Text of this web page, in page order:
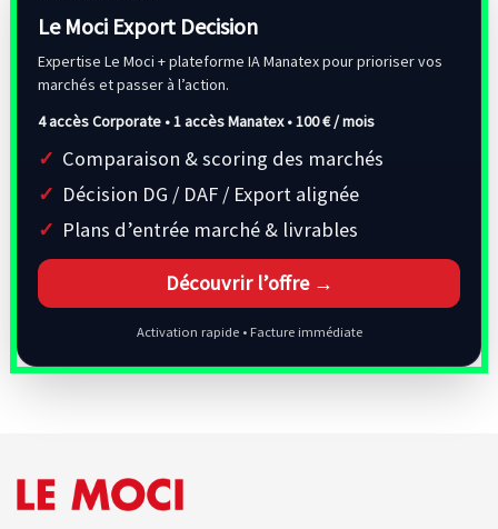
Le Moci Export Decision
Expertise Le Moci + plateforme IA Manatex pour prioriser vos
marchés et passer à l’action.
4 accès Corporate • 1 accès Manatex •100 € / mois
Comparaison & scoring des marchés
Décision DG / DAF / Export alignée
Plans d’entrée marché & livrables
Découvrir l’offre →
Activation rapide • Facture immédiate